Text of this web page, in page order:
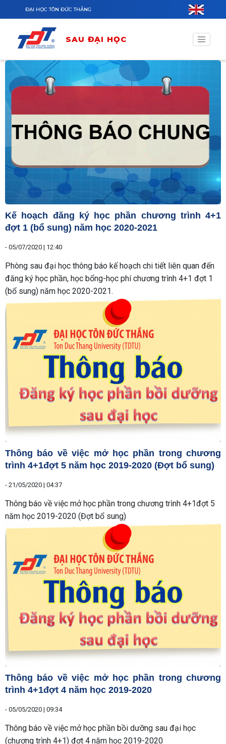
Nhảy đến nội dung
ĐẠI HỌC TÔN ĐỨC THẮNG
SAU ĐẠI HỌC
Kế hoạch đăng ký học phần chương trình 4+1
đợt 1 (bổ sung) năm học 2020-2021
- 05/07/2020 | 12:40
Phòng sau đại học thông báo kế hoạch chi tiết liên quan đến
đăng ký học phần, học bổng-học phí chương trình 4+1 đợt 1
(bổ sung) năm học 2020-2021.
Thông báo về việc mở học phần trong chương
trình 4+1đợt 5 năm học 2019-2020 (Đợt bổ sung)
- 21/05/2020 | 04:37
Thông báo về việc mở học phần trong chương trình 4+1đợt 5
năm học 2019-2020 (Đợt bổ sung)
Thông báo về việc mở học phần trong chương
trình 4+1đợt 4 năm học 2019-2020
- 05/05/2020 | 09:34
Thông báo về việc mở học phần bồi dưỡng sau đại học
(chương trình 4+1) đợt 4 năm học 2019-2020